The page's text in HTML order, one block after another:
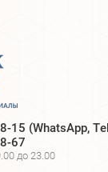
15 (WhatsApp,
67
до 23.00